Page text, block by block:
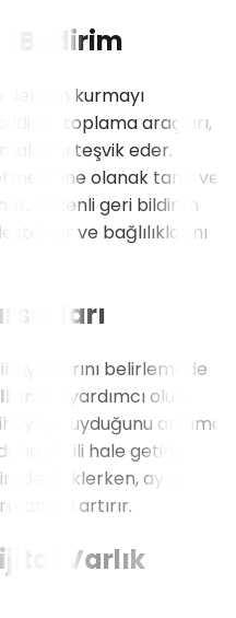
Bildirim
iletişim kurmayı
toplama araçları,
teşvik eder.
olanak tanır ve
Düzenli geri bildirim
ve bağlılıklarını
belirlemede
yardımcı olur.
duyduğunu anlamak,
etkili hale getirir.
desteklerken, aynı
artırır.
Varlık